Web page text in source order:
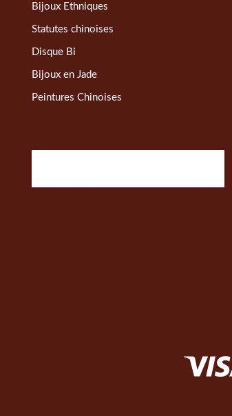
Bijoux Ethniques
Statutes chinoises
Disque Bi
Bijoux en Jade
Peintures Chinoises